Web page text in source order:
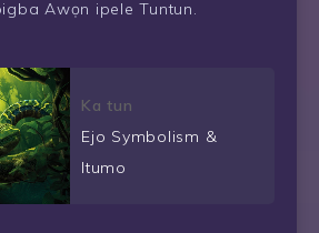
Awọn ipele Tuntun.
Ka tun
Ejo Symbolism &
Itumo